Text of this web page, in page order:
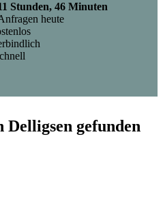
Stunden, 46 Minuten
heute
Delligsen gefunden